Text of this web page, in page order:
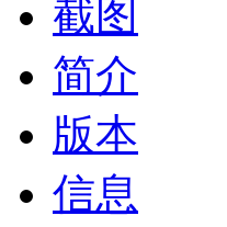
截图
简介
版本
信息